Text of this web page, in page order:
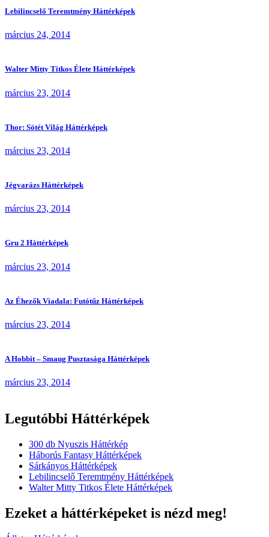
Lebilincselő Teremtmény Háttérképek
március 24, 2014
Walter Mitty Titkos Élete Háttérképek
március 23, 2014
Thor: Sötét Világ Háttérképek
március 23, 2014
Jégvarázs Háttérképek
március 23, 2014
Gru 2 Háttérképek
március 23, 2014
Az Éhezők Viadala: Futótűz Háttérképek
március 23, 2014
A Hobbit – Smaug Pusztasága Háttérképek
március 23, 2014
Legutóbbi Háttérképek
300 db Nyuszis Háttérkép
Háborús Fantasy Háttérképek
Sárkányos Háttérképek
Lebilincselő Teremtmény Háttérképek
Walter Mitty Titkos Élete Háttérképek
Ezeket a háttérképeket is nézd meg!